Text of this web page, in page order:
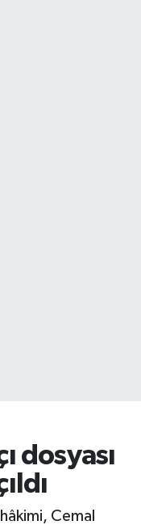
dosyası
Cemal